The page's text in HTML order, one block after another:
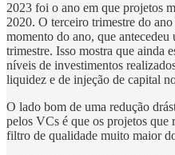
2023 foi o ano em que projetos
2020. O terceiro trimestre do
momento do ano, que
trimestre. Isso mostra que ainda
níveis de investimentos
liquidez e de injeção de capital
O lado bom de uma redução
pelos VCs é que os projetos que
filtro de qualidade muito maior